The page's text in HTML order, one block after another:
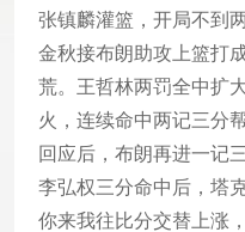
张镇麟灌篮，开局不到
金秋接布朗助攻上篮打
荒。王哲林两罚全中扩
火，连续命中两记三分
回应后，布朗再进一记
李弘权三分命中后，塔
你来我往比分交替上涨